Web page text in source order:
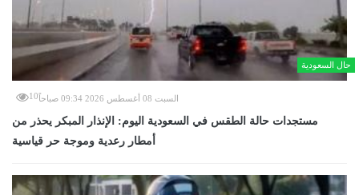
حال السعودية
السبت 08 أغسطس 2026 09:34 صباحاً 10
مستجدات حالة الطقس في السعودية اليوم: الإنذار المبكر يحذر من
أمطار رعدية وموجة حر قياسية